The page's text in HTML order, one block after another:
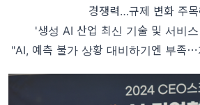
경쟁력…규제 변화 주목
'생성 AI 산업 최신 기술 및 서비
"AI, 예측 불가 상황 대비하기엔 부족